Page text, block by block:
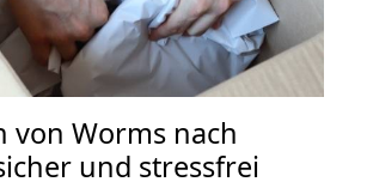
von Worms nach
und stressfrei